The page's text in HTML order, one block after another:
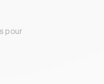
pour